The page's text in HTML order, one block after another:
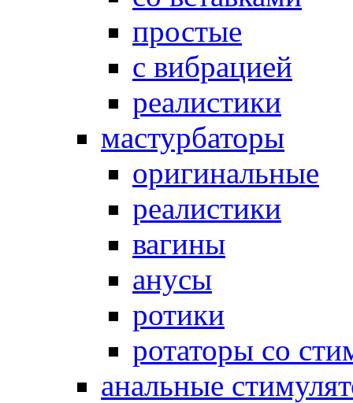
простые
с вибрацией
реалистики
мастурбаторы
оригинальные
реалистики
вагины
анусы
ротики
ротаторы со
анальные